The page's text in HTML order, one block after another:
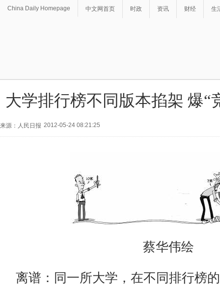
China Daily Homepage 中文网首页 时政 资讯 财经 生
大学排行榜不同版本掐架 爆“
来源：人民日报 2012-05-24 08:21:25
蔡华伟绘
离谱：同一所大学，在不同排行榜